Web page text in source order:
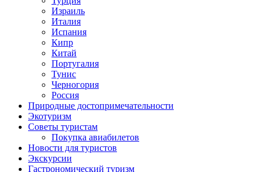
Израиль
Италия
Испания
Кипр
Китай
Португалия
Тунис
Черногория
Россия
Природные достопримечательности
Экотуризм
Советы туристам
Покупка авиабилетов
Новости для туристов
Экскурсии
Гастрономический туризм